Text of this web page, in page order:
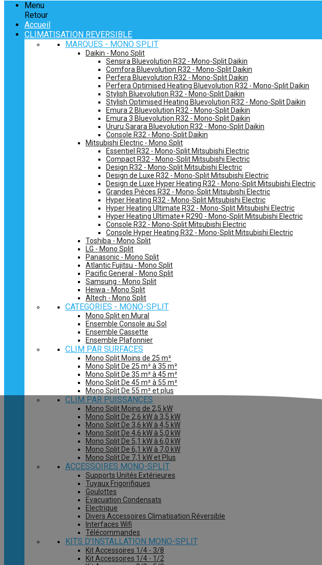
Menu
Retour
Accueil
CLIMATISATION REVERSIBLE
MARQUES - MONO SPLIT
Daikin - Mono Split
Sensira Bluevolution R32 - Mono-Split Daikin
Comfora Bluevolution R32 - Mono-Split Daikin
Perfera Bluevolution R32 - Mono-Split Daikin
Perfera Optimised Heating Bluevolution R32 - Mono-Split Daikin
Stylish Bluevolution R32 - Mono-Split Daikin
Stylish Optimised Heating Bluevolution R32 - Mono-Split Daikin
Emura 2 Bluevolution R32 - Mono-Split Daikin
Emura 3 Bluevolution R32 - Mono-Split Daikin
Ururu Sarara Bluevolution R32 - Mono-Split Daikin
Console R32 - Mono-Split Daikin
Mitsubishi Electric - Mono Split
Essentiel R32 - Mono-Split Mitsubishi Electric
Compact R32 - Mono-Split Mitsubishi Electric
Design R32 - Mono-Split Mitsubishi Electric
Design de Luxe R32 - Mono-Split Mitsubishi Electric
Design de Luxe Hyper Heating R32 - Mono-Split Mitsubishi Electric
Grandes Pièces R32 - Mono-Split Mitsubishi Electric
Hyper Heating R32 - Mono-Split Mitsubishi Electric
Hyper Heating Ultimate R32 - Mono-Split Mitsubishi Electric
Hyper Heating Ultimate+ R290 - Mono-Split Mitsubishi Electric
Console R32 - Mono-Split Mitsubishi Electric
Console Hyper Heating R32 - Mono-Split Mitsubishi Electric
Toshiba - Mono Split
LG - Mono Split
Panasonic - Mono Split
Atlantic Fujitsu - Mono Split
Pacific General - Mono Split
Samsung - Mono Split
Heiwa - Mono Split
Altech - Mono Split
CATEGORIES - MONO-SPLIT
Mono Split en Mural
Ensemble Console au Sol
Ensemble Cassette
Ensemble Plafonnier
CLIM PAR SURFACES
Mono Split Moins de 25 m²
Mono Split De 25 m² à 35 m²
Mono Split De 35 m² à 45 m²
Mono Split De 45 m² à 55 m²
Mono Split De 55 m² et plus
CLIM PAR PUISSANCES
Mono Split Moins de 2,5 kW
Mono Split De 2,6 kW à 3,5 kW
Mono Split De 3,6 kW à 4,5 kW
Mono Split De 4,6 kW à 5,0 kW
Mono Split De 5,1 kW à 6,0 kW
Mono Split De 6,1 kW à 7,0 kW
Mono Split De 7,1 kW et Plus
ACCESSOIRES MONO-SPLIT
Supports Unités Extérieures
Tuyaux Frigorifiques
Goulottes
Evacuation Condensats
Electrique
Divers Accessoires Climatisation Réversible
Interfaces Wifi
Télécommandes
KITS D'INSTALLATION MONO-SPLIT
Kit Accessoires 1/4 - 3/8
Kit Accessoires 1/4 - 1/2